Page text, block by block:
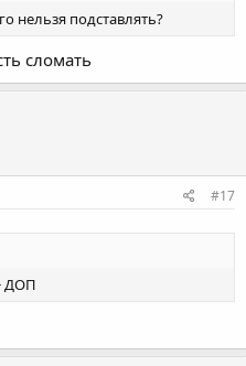
нельзя подставлять?
сломать
#17
ДОП